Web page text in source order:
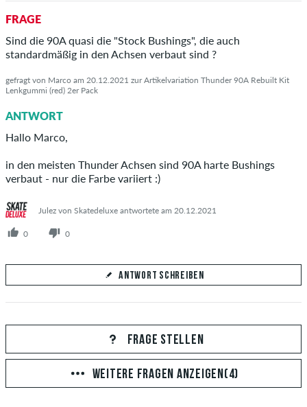
Beantworte hier die Frage von niklas
FRAGE
Sind die 90A quasi die "Stock Bushings", die auch
standardmäßig in den Achsen verbaut sind ?
gefragt von Marco am 20.12.2021 zur Artikelvariation Thunder 90A Rebuilt Kit
Lenkgummi (red) 2er Pack
ANTWORT
Hallo Marco,
in den meisten Thunder Achsen sind 90A harte Bushings
verbaut - nur die Farbe variiert :)
Julez von Skatedeluxe antwortete am 20.12.2021
0 0
ANTWORT SCHREIBEN
Beantworte hier die Frage von Marco
FRAGE STELLEN
WEITERE FRAGEN ANZEIGEN(4)